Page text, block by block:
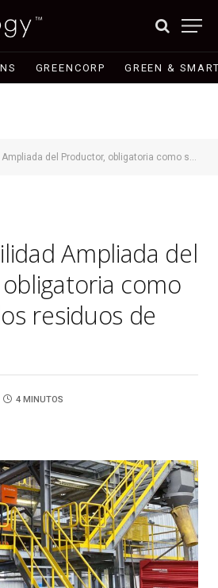
GREENCORP GREEN &
del Productor, obligatoria como solución a los residuos de envases
Ampliada del
como
residuos de
4 MINUTOS